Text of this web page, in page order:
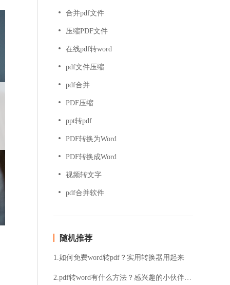
合并pdf文件
压缩PDF文件
在线pdf转word
pdf文件压缩
pdf合并
PDF压缩
ppt转pdf
PDF转换为Word
PDF转换成Word
视频转文字
pdf合并软件
随机推荐
1.如何免费word转pdf？实用转换器用起来
2.pdf转word有什么方法？感兴趣的小伙伴往这里看